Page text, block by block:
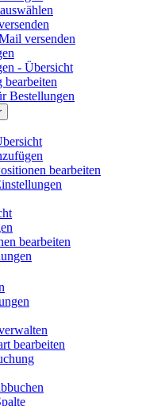
versenden
- Übersicht
bearbeiten
Bestellungen
bearbeiten
bearbeiten
bearbeiten